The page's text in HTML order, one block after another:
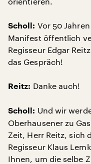
Scholl: Vor 50
Manifest öffentlich
Regisseur Edgar
das Gespräch!
Reitz: Danke auch!
Scholl: Und wir
Oberhausener zu
Zeit, Herr Reitz, sich
Regisseur Klaus
Ihnen, um die selbe